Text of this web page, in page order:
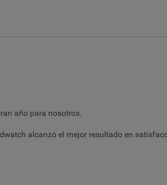
año para nosotros.
alcanzó el mejor resultado en